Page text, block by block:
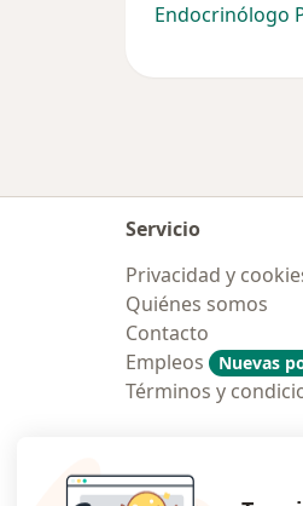
Endocrinólogo
Servicio
Privacidad y
Quiénes somos
Contacto
Empleos
Nuevas
Términos y